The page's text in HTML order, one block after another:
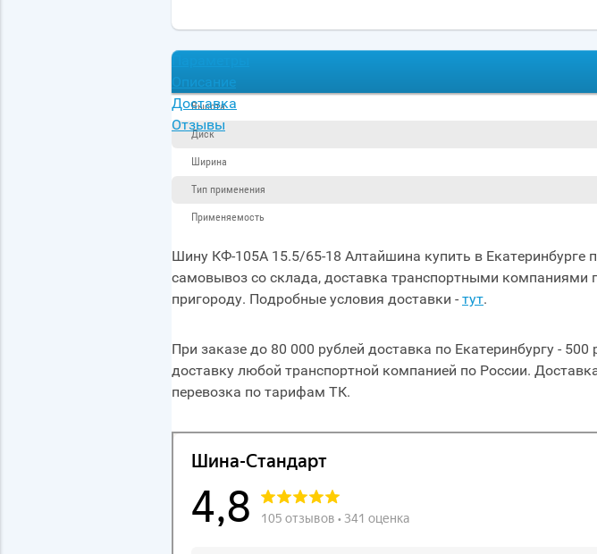
Параметры
Описание
Доставка
Отзывы
Высота
Диск
Ширина
Тип применения
Применяемость
Шину КФ-105А 15.5/65-18 Алтайшина купить в Екатеринбурге
самовывоз со склада, доставка транспортными компаниями
пригороду. Подробные условия доставки - тут.
При заказе до 80 000 рублей доставка по Екатеринбургу -
доставку любой транспортной компанией по России.
перевозка по тарифам ТК.